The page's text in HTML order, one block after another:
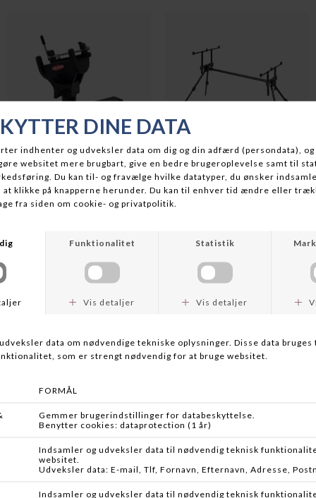
BERKLEY
QUICK SET ROD HOLDER
DKK 149,00
K-KARP
K-KARP DRAKE TX ROD
DKK 699,95
DKK 799,95